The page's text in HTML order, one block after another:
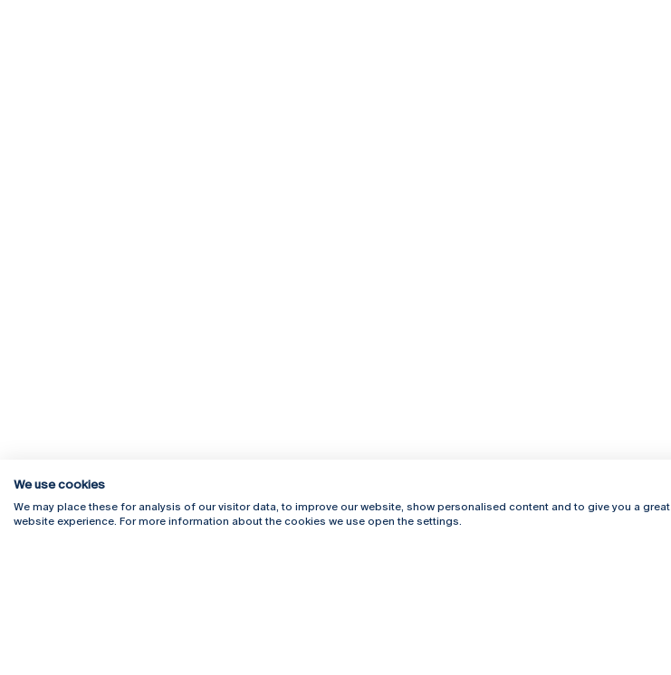
Rua Diogo Botelho 1327
Campus Online
We use cookies
We may place these for analysis of our visitor data, to improve our website, show personalised content and to give you a great
website experience. For more information about the cookies we use open the settings.